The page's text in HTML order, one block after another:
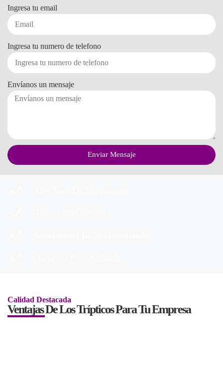
Ingresa tu email
Ingresa tu numero de telefono
Envíanos un mensaje
Enviar Mensaje
Calidad Destacada
Ventajas De Los Trípticos Para Tu Empresa